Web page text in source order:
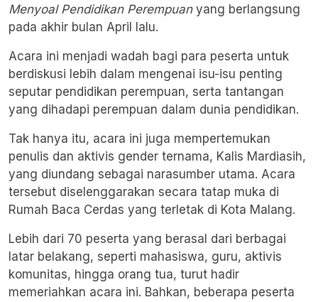
Menyoal Pendidikan Perempuanyang berlangsung
pada akhir bulan April lalu.
Acara ini menjadi wadah bagi para peserta untuk
berdiskusi lebih dalam mengenai isu-isu penting
seputar pendidikan perempuan, serta tantangan
yang dihadapi perempuan dalam dunia pendidikan.
Tak hanya itu, acara ini juga mempertemukan
penulis dan aktivis gender ternama, Kalis Mardiasih,
yang diundang sebagai narasumber utama. Acara
tersebut diselenggarakan secara tatap muka di
Rumah Baca Cerdas yang terletak di Kota Malang.
Lebih dari 70 peserta yang berasal dari berbagai
latar belakang, seperti mahasiswa, guru, aktivis
komunitas, hingga orang tua, turut hadir
memeriahkan acara ini. Bahkan, beberapa peserta